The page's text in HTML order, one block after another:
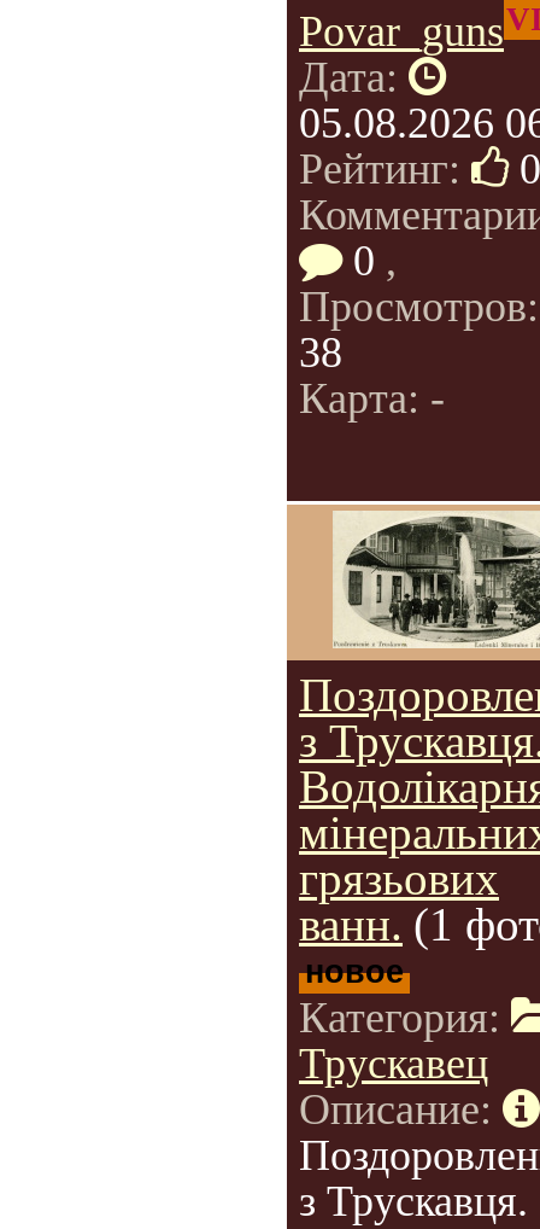
Povar_guns
Дата:
05.08.2026
Рейтинг:
0
0 ,
38
Карта: -
з
грязьових
ванн. (1
новое
Категория:
Трускавец
Описание:
з Трускавця.